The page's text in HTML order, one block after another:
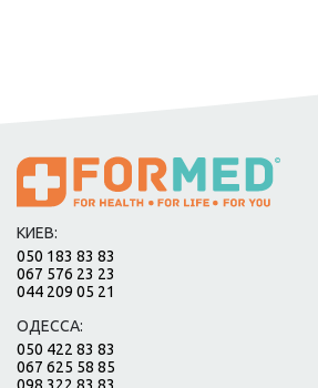
КИЕВ:
050 183 83 83
067 576 23 23
044 209 05 21
ОДЕССА:
050 422 83 83
067 625 58 85